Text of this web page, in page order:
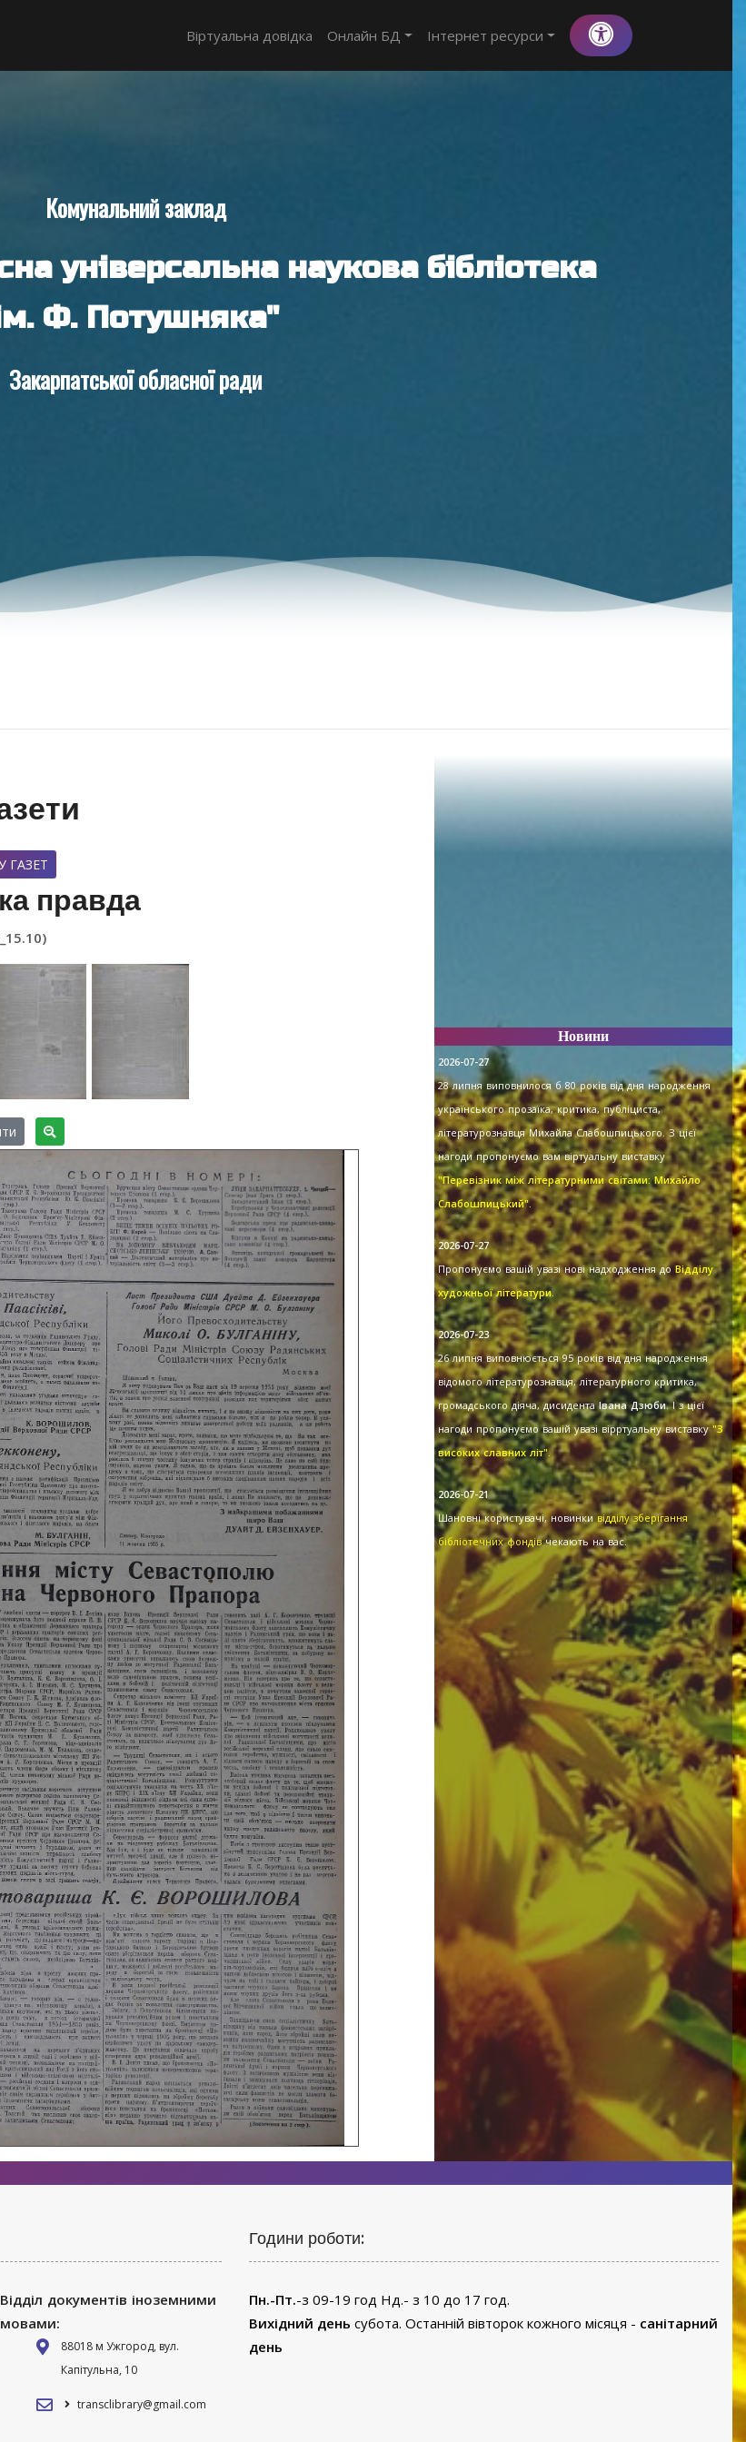
Віртуальна довідка Онлайн БД Інтернет ресурси
Комунальний заклад
універсальна наукова бібліотека
Ф. Потушняка"
Закарпатської обласної ради
ГАЗЕТ
правда
Новини
2026-07-27
28 липня виповнилося б 80 років від дня народження
українського прозаїка, критика, публіциста,
літературознавця Михайла Слабошпицького. З цієї
нагоди пропонуємо вам віртуальну виставку
"Перевізник між літературними світами: Михайло
Слабошпицький".
2026-07-27
Пропонуємо вашій увазі нові надходження доВідділу
художньої літератури.
2026-07-23
26 липня виповнюється 95 років від дня народження
відомого літературознавця, літературного критика,
громадського діяча, дисидентаІвана Дзюби. І з цієї
нагоди пропонуємо вашій увазі вірртуальну виставку"З
високих славних літ".
2026-07-21
Шановні користувачі, новинкивідділу зберігання
бібліотечних фондівчекають на вас.
Відділ документів іноземними
мовами:
88018 м Ужгород, вул.
Капітульна, 10
transclibrary@gmail.com
Години роботи:
Пн.-Пт.-з 09-19 год Нд.- з 10 до 17 год.
Вихідний день субота. Останній вівторок кожного місяця - санітарний
день